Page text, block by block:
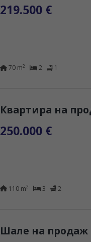
219.500 €
70 m2 2 1
Квартира на
250.000 €
110 m2 3 2
Шале на продаж